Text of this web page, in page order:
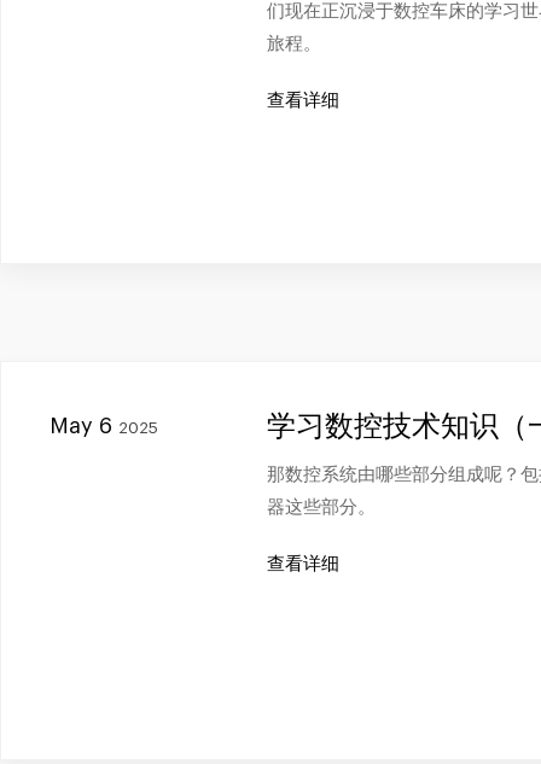
们现在正沉浸于数控车床的学习
旅程。
查看详细
May 6 2025 学习数控技术知识（
那数控系统由哪些部分组成呢？
器这些部分。
查看详细